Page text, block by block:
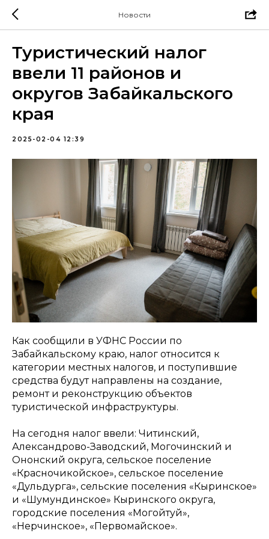
Новости
Туристический налог
ввели 11 районов и
округов Забайкальского
края
2025-02-04 12:39
Как сообщили в УФНС России по
Забайкальскому краю, налог относится к
категории местных налогов, и поступившие
средства будут направлены на создание,
ремонт и реконструкцию объектов
туристической инфраструктуры.
На сегодня налог ввели: Читинский,
Александрово-Заводский, Могочинский и
Ононский округа, сельское поселение
«Красночикойское», сельское поселение
«Дульдурга», сельские поселения «Кыринское»
и «Шумундинское» Кыринского округа,
городские поселения «Могойтуй»,
«Нерчинское», «Первомайское».